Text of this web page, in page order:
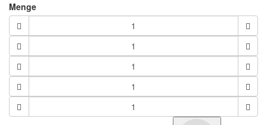
Menge